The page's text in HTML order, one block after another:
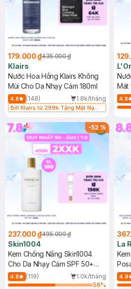
179.000 ₫435.000 ₫
Klairs
Nước Hoa Hồng Klairs Không
Mùi Cho Da Nhạy Cảm 180ml
4.8 (148) 1.8k/tháng
Bill Klairs từ 299k Tặng Mặt Nạ
25ml (SL Có Hạn)
Mát
4.8
-52%
237.000 ₫495.000 ₫
Skin1004
Kem Chống Nắng Skin1004
Cho Da Nhạy Cảm SPF 50+
50ml
4.8 (119)
1.0k/tháng
56%
La
4.9